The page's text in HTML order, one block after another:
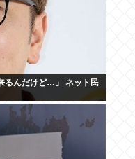
るんだけど…」 ネット民